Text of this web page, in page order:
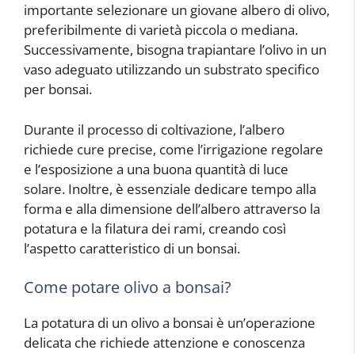
importante selezionare un giovane albero di olivo,
preferibilmente di varietà piccola o mediana.
Successivamente, bisogna trapiantare l’olivo in un
vaso adeguato utilizzando un substrato specifico
per bonsai.
Durante il processo di coltivazione, l’albero
richiede cure precise, come l’irrigazione regolare
e l’esposizione a una buona quantità di luce
solare. Inoltre, è essenziale dedicare tempo alla
forma e alla dimensione dell’albero attraverso la
potatura e la filatura dei rami, creando così
l’aspetto caratteristico di un bonsai.
Come potare olivo a bonsai?
La potatura di un olivo a bonsai è un’operazione
delicata che richiede attenzione e conoscenza